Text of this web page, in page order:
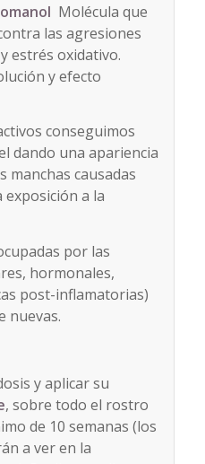
Molécula que
las agresiones
estrés oxidativo.
y efecto
conseguimos
dando una apariencia
manchas causadas
exposición a la
por las
hormonales,
post-inflamatorias)
nuevas.
y aplicar su
, sobre todo el rostro
de 10 semanas (los
a ver en la